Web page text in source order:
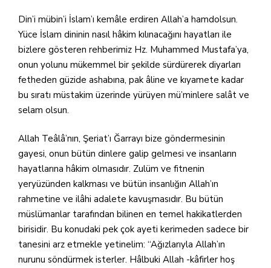
Din’i mübin’i İslam’ı kemâle erdiren Allah’a hamdolsun.
Yüce İslam dininin nasıl hâkim kılınacağını hayatları ile
bizlere gösteren rehberimiz Hz. Muhammed Mustafa’ya,
onun yolunu mükemmel bir şekilde sürdürerek diyarları
fetheden güzide ashabına, pak âline ve kıyamete kadar
bu sıratı müstakim üzerinde yürüyen mü’minlere salât ve
selam olsun.
Allah Teâlâ’nın, Şeriat’ı Ğarrayı bize göndermesinin
gayesi, onun bütün dinlere galip gelmesi ve insanların
hayatlarına hâkim olmasıdır. Zulüm ve fitnenin
yeryüzünden kalkması ve bütün insanlığın Allah’ın
rahmetine ve ilâhi adalete kavuşmasıdır. Bu bütün
müslümanlar tarafından bilinen en temel hakikatlerden
birisidir. Bu konudaki pek çok ayeti kerimeden sadece bir
tanesini arz etmekle yetinelim: “Ağızlarıyla Allah’ın
nurunu söndürmek isterler. Hâlbuki Allah -kâfirler hoş